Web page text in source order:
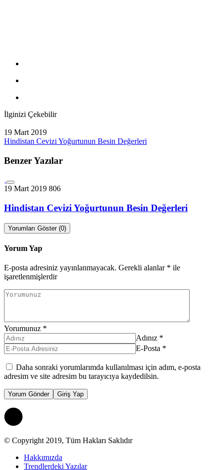
İlginizi Çekebilir
19 Mart 2019
Hindistan Cevizi Yoğurtunun Besin Değerleri
Benzer Yazılar
19 Mart 2019 806
Hindistan Cevizi Yoğurtunun Besin Değerleri
Yorumları Göster (0)
Yorum Yap
E-posta adresiniz yayınlanmayacak. Gerekli alanlar * ile
işaretlenmişlerdir
Yorumunuz *
Adınız *
E-Posta *
Daha sonraki yorumlarımda kullanılması için adım, e-posta
adresim ve site adresim bu tarayıcıya kaydedilsin.
Yorum Gönder Giriş Yap
© Copyright 2019, Tüm Hakları Saklıdır
Hakkımızda
Trendlerdeki Yazılar